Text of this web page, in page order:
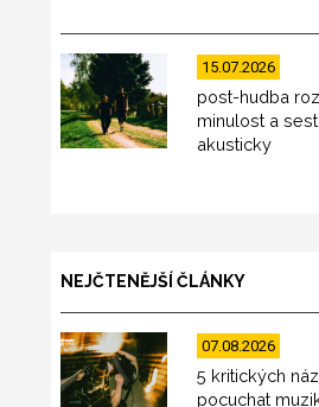
15.07.2026
post-hudba
minulost a
akusticky
NEJČTENĚJŠÍ ČLÁNKY
07.08.2026
5 kritických
pocuchat